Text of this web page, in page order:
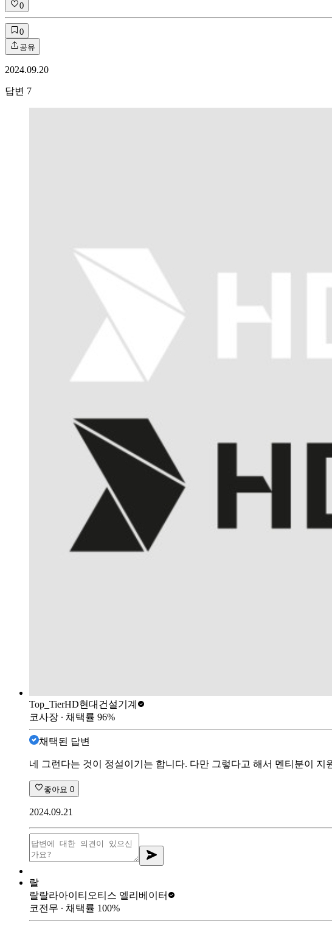
0
0
공유
2024.09.20
답변 7
Top_TierHD현대건설기계
코사장 ∙ 채택률 96%
채택된 답변
네 그런다는 것이 정설이기는 합니다. 다만 그렇다고 해서 멘티분이
좋아요 0
2024.09.21
랄
랄랄라아이티 오티스 엘리베이터
코전무 ∙ 채택률 100%